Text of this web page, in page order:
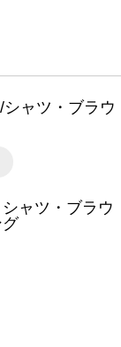
ャツ・ブラウ
ャツ・ブラウ